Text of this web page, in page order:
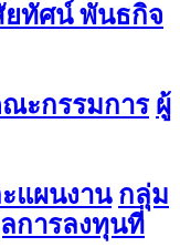
ยทัศน์ พันธกิจ
ะกรรมการ ผู้
แผนงาน กลุ่ม
การลงทุนที่